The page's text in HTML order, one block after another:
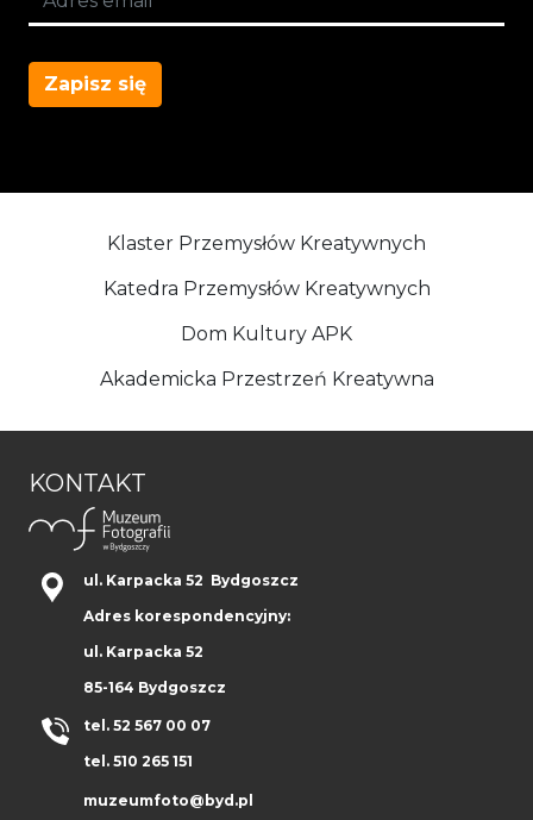
Zapisz się
Klaster Przemysłów Kreatywnych
Katedra Przemysłów Kreatywnych
Dom Kultury APK
Akademicka Przestrzeń Kreatywna
KONTAKT
ul. Karpacka 52 Bydgoszcz
Adres korespondencyjny:
ul. Karpacka 52
85-164 Bydgoszcz
tel. 52 567 00 07
tel. 510 265 151
muzeumfoto@byd.pl